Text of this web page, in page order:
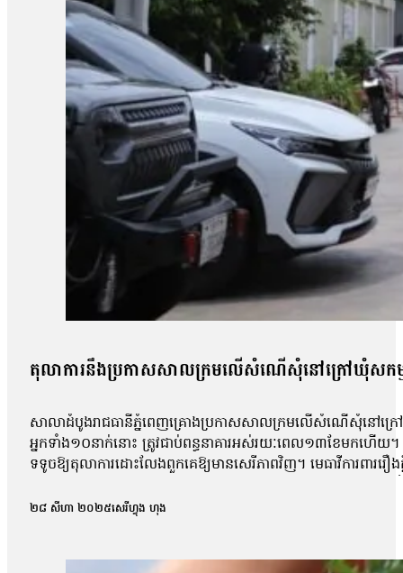
តុលាការនឹងប្រកាសសាលក្រមលើសំណើសុំនៅក្រៅឃុំសក
សាលាដំបូងរាជធានីភ្នំពេញគ្រោងប្រកាសសាលក្រមលើសំណើសុំនៅក្រៅ
អ្នកទាំង១០នាក់នោះ ត្រូវជាប់ពន្ធនាគារអស់រយៈពេល១៣ខែមកហើ
ទទូចឱ្យតុលាការដោះលែងពួកគេឱ្យមានសេរីភាពវិញ។ មេធាវីការព
សាលាដំបូងរាជធានីភ្នំពេញនៅព្រឹកថ្ងៃទី២៧ ខែសីហា ឆ្នាំ២០២៥ បាន
២៨ សីហា ២០២៥សេរីហ្វុង ហុង